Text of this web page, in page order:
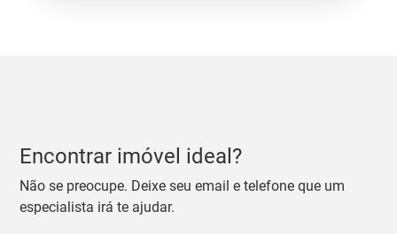
Encontrar imóvel ideal?
Não se preocupe. Deixe seu email e telefone que um
especialista irá te ajudar.